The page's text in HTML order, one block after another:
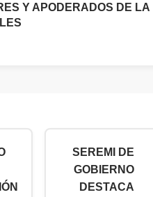
Y APODERADOS DE LA
SEREMI DE
GOBIERNO
DESTACA